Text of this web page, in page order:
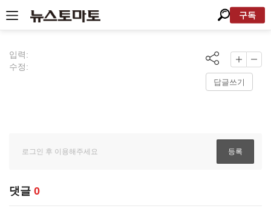
구독
입력:
수정:
답글쓰기
댓글 0